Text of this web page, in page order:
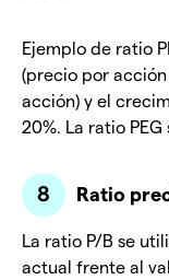
Ejemplo de ratio
(precio por
acción) y el
20%. La ratio
Ratio
La ratio P/B se
actual frente al